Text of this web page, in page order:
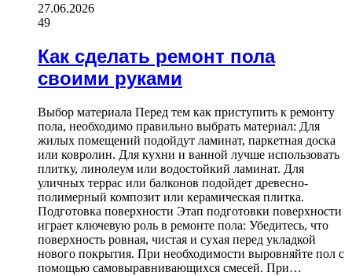
27.06.2026
49
Как сделать ремонт пола
своими руками
Выбор материала Перед тем как приступить к ремонту
пола, необходимо правильно выбрать материал: Для
жилых помещений подойдут ламинат, паркетная доска
или ковролин. Для кухни и ванной лучше использовать
плитку, линолеум или водостойкий ламинат. Для
уличных террас или балконов подойдет древесно-
полимерный композит или керамическая плитка.
Подготовка поверхности Этап подготовки поверхности
играет ключевую роль в ремонте пола: Убедитесь, что
поверхность ровная, чистая и сухая перед укладкой
нового покрытия. При необходимости выровняйте пол с
помощью самовыравнивающихся смесей. При…